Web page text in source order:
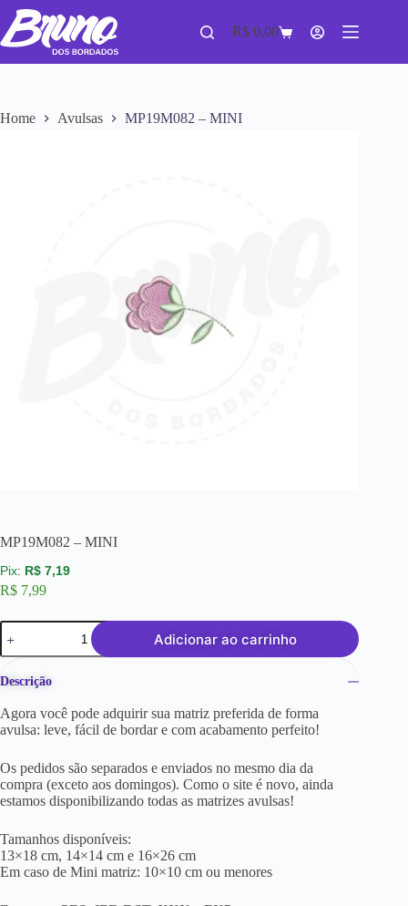
R$ 0,00
Home Avulsas MP19M082 – MINI
MP19M082 – MINI
R$ 7,19
R$ 7,99
Adicionar ao carrinho
Descrição
Agora você pode adquirir sua matriz preferida de forma
avulsa: leve, fácil de bordar e com acabamento perfeito!
Os pedidos são separados e enviados no mesmo dia da
compra (exceto aos domingos). Como o site é novo, ainda
estamos disponibilizando todas as matrizes avulsas!
Tamanhos disponíveis:
13×18 cm, 14×14 cm e 16×26 cm
Em caso de Mini matriz: 10×10 cm ou menores